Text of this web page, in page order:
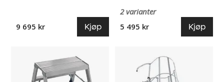
9 695 kr Kjøp
2 varianter
5 495 kr
Kjøp
Jumbo